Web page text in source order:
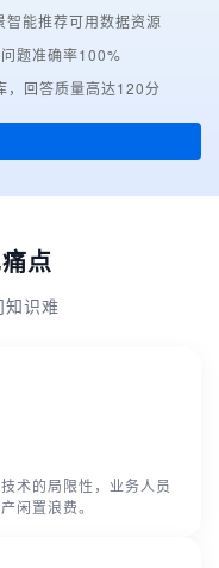
能推荐可用数据资源
题准确率100%
，回答质量高达120分
点
知识难
术的局限性，业务人员
闲置浪费。